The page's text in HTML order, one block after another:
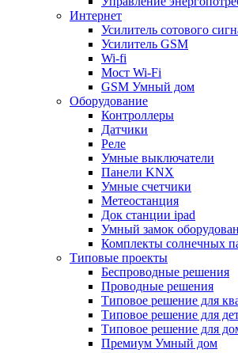
Интернет
Усилитель сотового
Усилитель GSM
Wi-fi
Мост Wi-Fi
GSM Умный дом
Оборудование
Контроллеры
Датчики
Реле
Умные выключатели
Панели KNX
Умные счетчики
Метеостанция
Док станции ipad
Умный замок
Комплекты солнечных
Типовые проекты
Беспроводные решения
Проводные решения
Типовое решение для
Типовое решение для
Типовое решение для
Премиум Умный дом